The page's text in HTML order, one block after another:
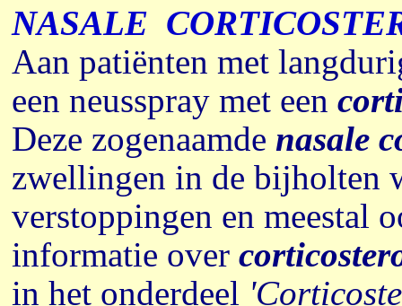
NASALE
Aan patiënten met
een neusspray met een
Deze zogenaamde nasale
zwellingen in de bijholten
verstoppingen en meestal
informatie over
in het onderdeel